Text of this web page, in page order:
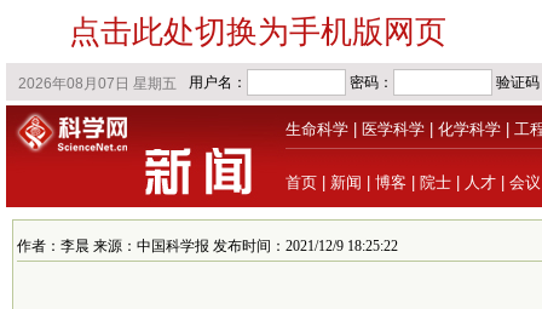
点击此处切换为手机版网页
生命科学 医学科学 化学科学 工
首页 新闻 博客 院士 人才 会议
作者：李晨 来源：中国科学报 发布时间：2021/12/9 18:25:22